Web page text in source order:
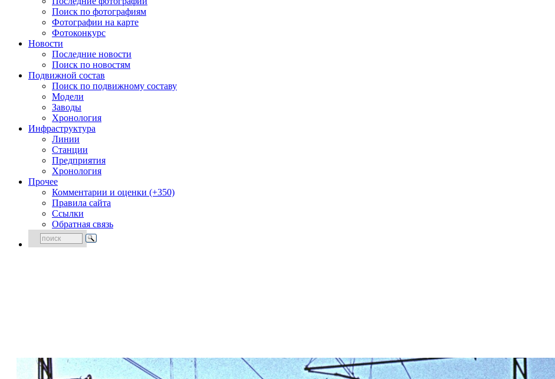
Поиск по фотографиям
Фотографии на карте
Фотоконкурс
Новости
Последние новости
Поиск по новостям
Подвижной состав
Поиск по подвижному составу
Модели
Заводы
Хронология
Инфраструктура
Линии
Станции
Предприятия
Хронология
Прочее
Комментарии и оценки (+350)
Правила сайта
Ссылки
Обратная связь